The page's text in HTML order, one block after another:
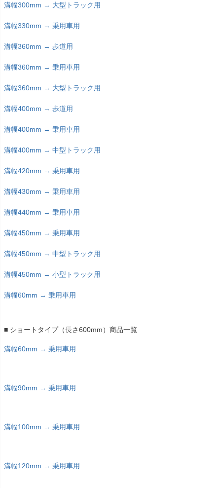
溝幅300mm → 大型トラック用
溝幅330mm → 乗用車用
溝幅360mm → 歩道用
溝幅360mm → 乗用車用
溝幅360mm → 大型トラック用
溝幅400mm → 歩道用
溝幅400mm → 乗用車用
溝幅400mm → 中型トラック用
溝幅420mm → 乗用車用
溝幅430mm → 乗用車用
溝幅440mm → 乗用車用
溝幅450mm → 乗用車用
溝幅450mm → 中型トラック用
溝幅450mm → 小型トラック用
溝幅60mm → 乗用車用
■ ショートタイプ（長さ600mm）商品一覧
溝幅60mm → 乗用車用
溝幅90mm → 乗用車用
溝幅100mm → 乗用車用
溝幅120mm → 乗用車用